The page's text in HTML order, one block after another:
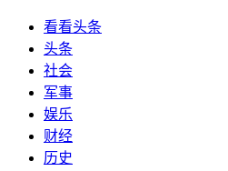
看看头条
头条
社会
军事
娱乐
财经
历史